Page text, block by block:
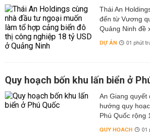
Thái An
đến từ Vương
Quảng Ninh đề
DỰ ÁN 01 phút
Quy hoạch bốn khu lấn biển ở
An Giang quyết
hướng quy
Phú Quốc rộng